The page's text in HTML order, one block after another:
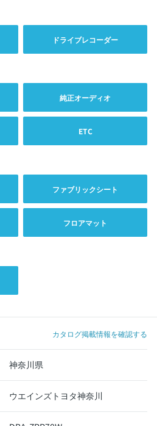
ドライブレコーダー
純正オーディオ
ETC
ファブリックシート
フロアマット
カタログ掲載情報を確認する
神奈川県
ウエインズトヨタ神奈川